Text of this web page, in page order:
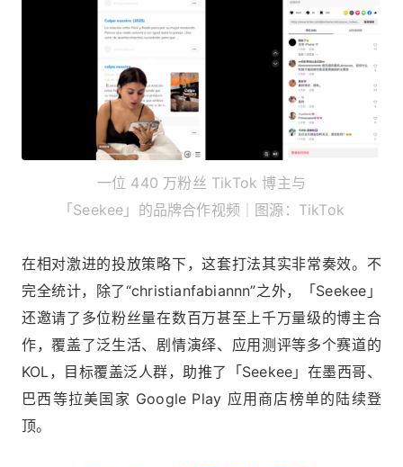
一位 440 万粉丝 TikTok 博主与
「Seekee」的品牌合作视频｜图源：TikTok
在相对激进的投放策略下，这套打法其实非常奏效。不
完全统计，除了“christianfabiannn”之外，「Seekee」
还邀请了多位粉丝量在数百万甚至上千万量级的博主合
作，覆盖了泛生活、剧情演绎、应用测评等多个赛道的
KOL，目标覆盖泛人群，助推了「Seekee」在墨西哥、
巴西等拉美国家 Google Play 应用商店榜单的陆续登
顶。